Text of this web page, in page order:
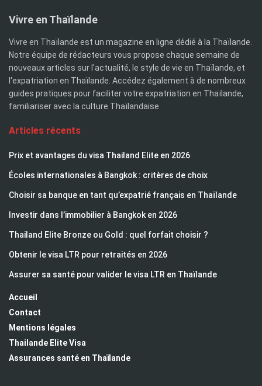
Vivre en Thaïlande
Vivre en Thaïlande est un magazine en ligne dédié à la Thaïlande.
Notre équipe de rédacteurs vous propose chaque semaine de
nouveaux articles sur l'actualité, le style de vie en Thaïlande, et
l'expatriation en Thaïlande. Accédez également à de nombreux
guides pratiques pour faciliter votre expatriation en Thaïlande,
familiariser avec la culture Thaïlandaise
Articles récents
Prix et avantages du visa Thailand Elite en 2026
Écoles internationales à Bangkok : critères de choix
Choisir sa banque en tant qu’expatrié français en Thaïlande
Investir dans l’immobilier à Bangkok en 2026
Thailand Elite Bronze ou Gold : quel forfait choisir ?
Obtenir le visa LTR pour retraités en 2026
Assurer sa santé pour valider le visa LTR en Thaïlande
Accueil
Contact
Mentions légales
Thailande Elite Visa
Assurances santé en Thaïlande